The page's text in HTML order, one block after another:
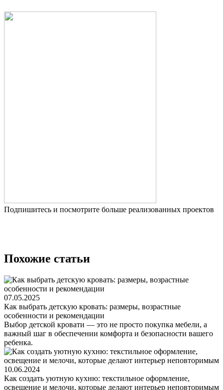
Подпишитесь и посмотрите больше реализованных проектов
Похожие статьи
07.05.2025
Как выбрать детскую кровать: размеры, возрастные
особенности и рекомендации
Выбор детской кровати — это не просто покупка мебели, а
важный шаг в обеспечении комфорта и безопасности вашего
ребенка.
10.06.2024
Как создать уютную кухню: текстильное оформление,
освещение и мелочи, которые делают интерьер неповторимым